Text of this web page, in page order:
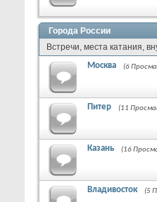
Города России
Встречи, места катания,
Москва (6
Питер (11
Казань (16
Владивосток (5